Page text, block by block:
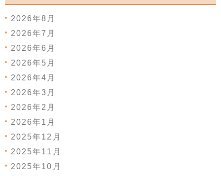
2026年8月
2026年7月
2026年6月
2026年5月
2026年4月
2026年3月
2026年2月
2026年1月
2025年12月
2025年11月
2025年10月